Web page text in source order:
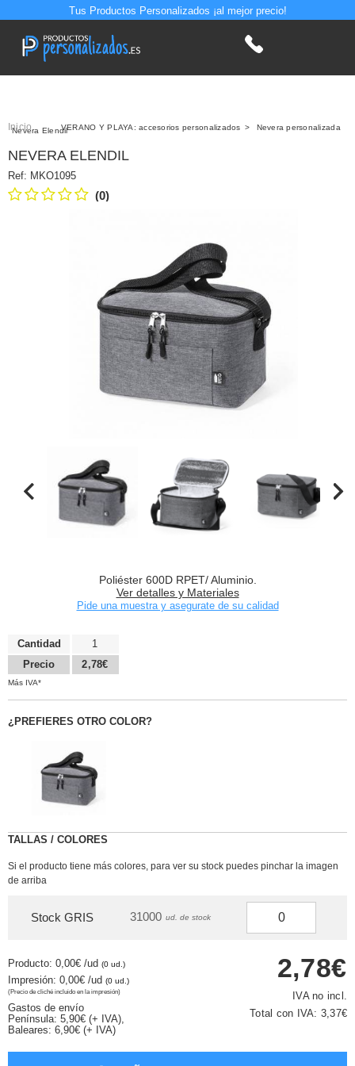
Tus Productos Personalizados ¡al mejor precio!
Inicio > VERANO Y PLAYA: accesorios personalizados > Nevera personalizada
Nevera Elendil
NEVERA ELENDIL
Ref: MKO1095
(0)
Poliéster 600D RPET/ Aluminio.
Ver detalles y Materiales
Pide una muestra y asegurate de su calidad
Cantidad
Precio
1
2,78€
Más IVA*
¿PREFIERES OTRO COLOR?
TALLAS / COLORES
Si el producto tiene más colores, para ver su stock puedes pinchar la imagen
de arriba
Stock GRIS 31000 ud. de stock
Producto: 0,00€ /ud (0 ud.)
Impresión: 0,00€ /ud (0 ud.)
(Precio de cliché incluido en la impresión)
Gastos de envío
Península: 5,90€ (+ IVA),
Baleares: 6,90€ (+ IVA)
2,78€
IVA no incl.
Total con IVA: 3,37€